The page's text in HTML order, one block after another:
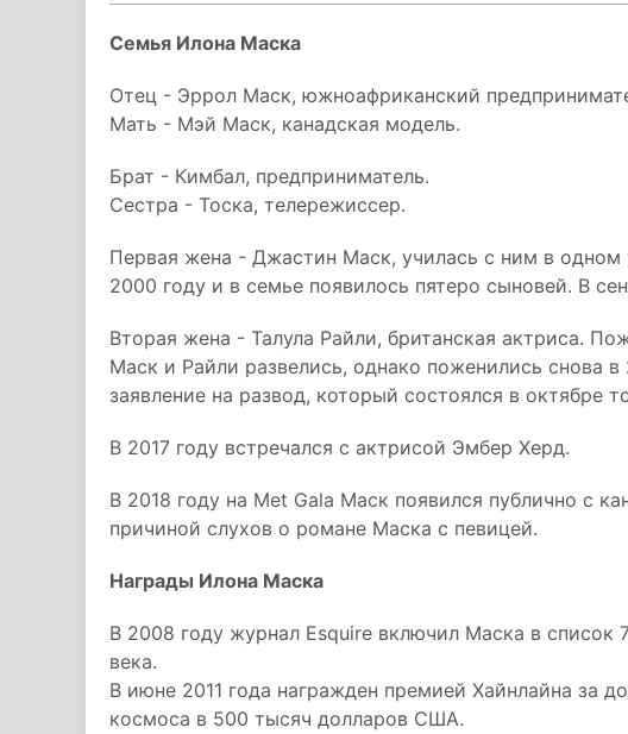
Семья Илона Маска
Отец - Эррол Маск, южноафриканский
Мать - Мэй Маск, канадская модель.
Брат - Кимбал, предприниматель.
Сестра - Тоска, телережиссер.
Первая жена - Джастин Маск, училась с ним в одном
2000 году и в семье появилось пятеро сыновей. В
Вторая жена - Талула Райли, британская актриса.
Маск и Райли развелись, однако поженились снова в
заявление на развод, который состоялся в октябре
В 2017 году встречался с актрисой Эмбер Херд.
В 2018 году на Met Gala Маск появился публично с
причиной слухов о романе Маска с певицей.
Награды Илона Маска
В 2008 году журнал Esquire включил Маска в список
века.
В июне 2011 года награжден премией Хайнлайна за
космоса в 500 тысяч долларов США.